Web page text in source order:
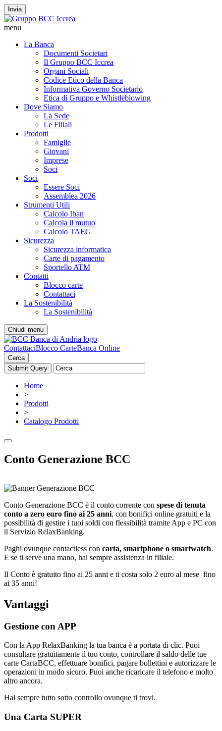
Invia
menu
La Banca
Documenti Societari
Il Gruppo BCC Iccrea
Organi Sociali
Codice Etico della Banca
Informativa Governo Societario
Etica di Gruppo e Whistleblowing
Dove Siamo
La Sede
Le Filiali
Prodotti
Famiglie
Giovani
Imprese
Soci
Soci
Essere Soci
Assemblea 2026
Strumenti Utili
Calcolo Iban
Calcola il mutuo
Calcolo TAEG
Sicurezza
Sicurezza informatica
Carte di pagamento
Sportello ATM
Contatti
Blocco carte
Contattaci
La Sostenibilità
La Sostenibilità
Chiudi menu
ContattaciBlocco CarteBanca Online
Cerca
Home
>
Prodotti
>
Catalogo Prodotti
Conto Generazione BCC
Conto Generazione BCC è il conto corrente con spese di tenuta
conto a zero euro fino ai 25 anni, con bonifici online gratuiti e la
possibilità di gestire i tuoi soldi con flessibilità tramite App e PC con
il Servizio RelaxBanking.
Paghi ovunque contactless con carta, smartphone o smartwatch.
E se ti serve una mano, hai sempre assistenza in filiale.
Il Conto è gratuito fino ai 25 anni e ti costa solo 2 euro al mese fino
ai 35 anni!
Vantaggi
Gestione con APP
Con la App RelaxBanking la tua banca è a portata di clic. Puoi
consultare gratuitamente il tuo conto, controllare il saldo delle tue
carte CartaBCC, effettuare bonifici, pagare bollettini e autorizzare le
operazioni in modo sicuro. Puoi anche ricaricare il telefono e molto
altro ancora.
Hai sempre tutto sotto controllo ovunque ti trovi.
Una Carta SUPER